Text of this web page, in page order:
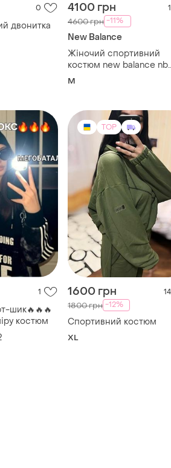
0
двонитка
4100 грн 1
4600 грн -11%
New Balance
Жіночий спортивний
костюм new balance nb
athletics varsity
M
1
шик🔥🔥🔥
костюм
TOP
1600 грн 14
1800 грн -12%
Спортивний костюм
XL